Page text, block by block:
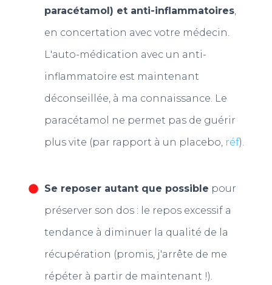
paracétamol) et anti-inflammatoires,
en concertation avec votre médecin.
L'auto-médication avec un anti-
inflammatoire est maintenant
déconseillée, à ma connaissance. Le
paracétamol ne permet pas de guérir
plus vite (par rapport à un placebo, réf).
Se reposer autant que possible pour
préserver son dos : le repos excessif a
tendance à diminuer la qualité de la
récupération (promis, j'arrête de me
répéter à partir de maintenant !).